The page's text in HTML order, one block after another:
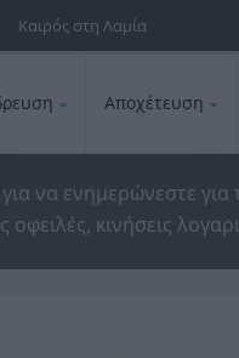
Καιρός στη Λαμία
Αποχέτευση
να ενημερώνεστε για
κινήσεις